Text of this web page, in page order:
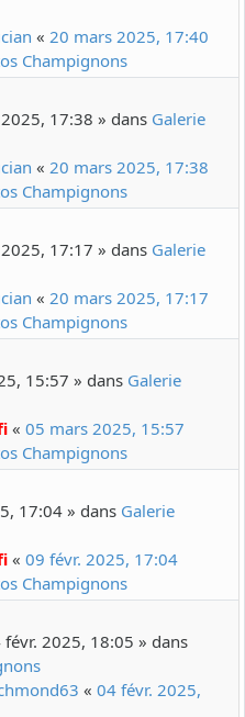
« 20 mars 2025, 17:40
Champignons
17:38 » dans Galerie
« 20 mars 2025, 17:38
Champignons
17:17 » dans Galerie
« 20 mars 2025, 17:17
Champignons
15:57 » dans Galerie
« 05 mars 2025, 15:57
Champignons
17:04 » dans Galerie
« 09 févr. 2025, 17:04
Champignons
févr. 2025, 18:05 » dans
« 04 févr. 2025,